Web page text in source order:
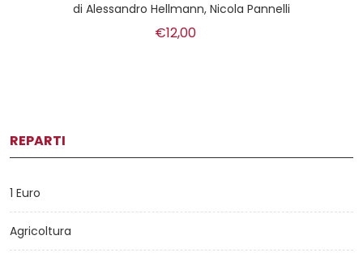
di Alessandro Hellmann, Nicola Pannelli
€12,00
REPARTI
1 Euro
Agricoltura